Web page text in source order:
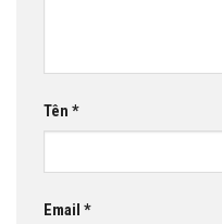
Tên *
Email *